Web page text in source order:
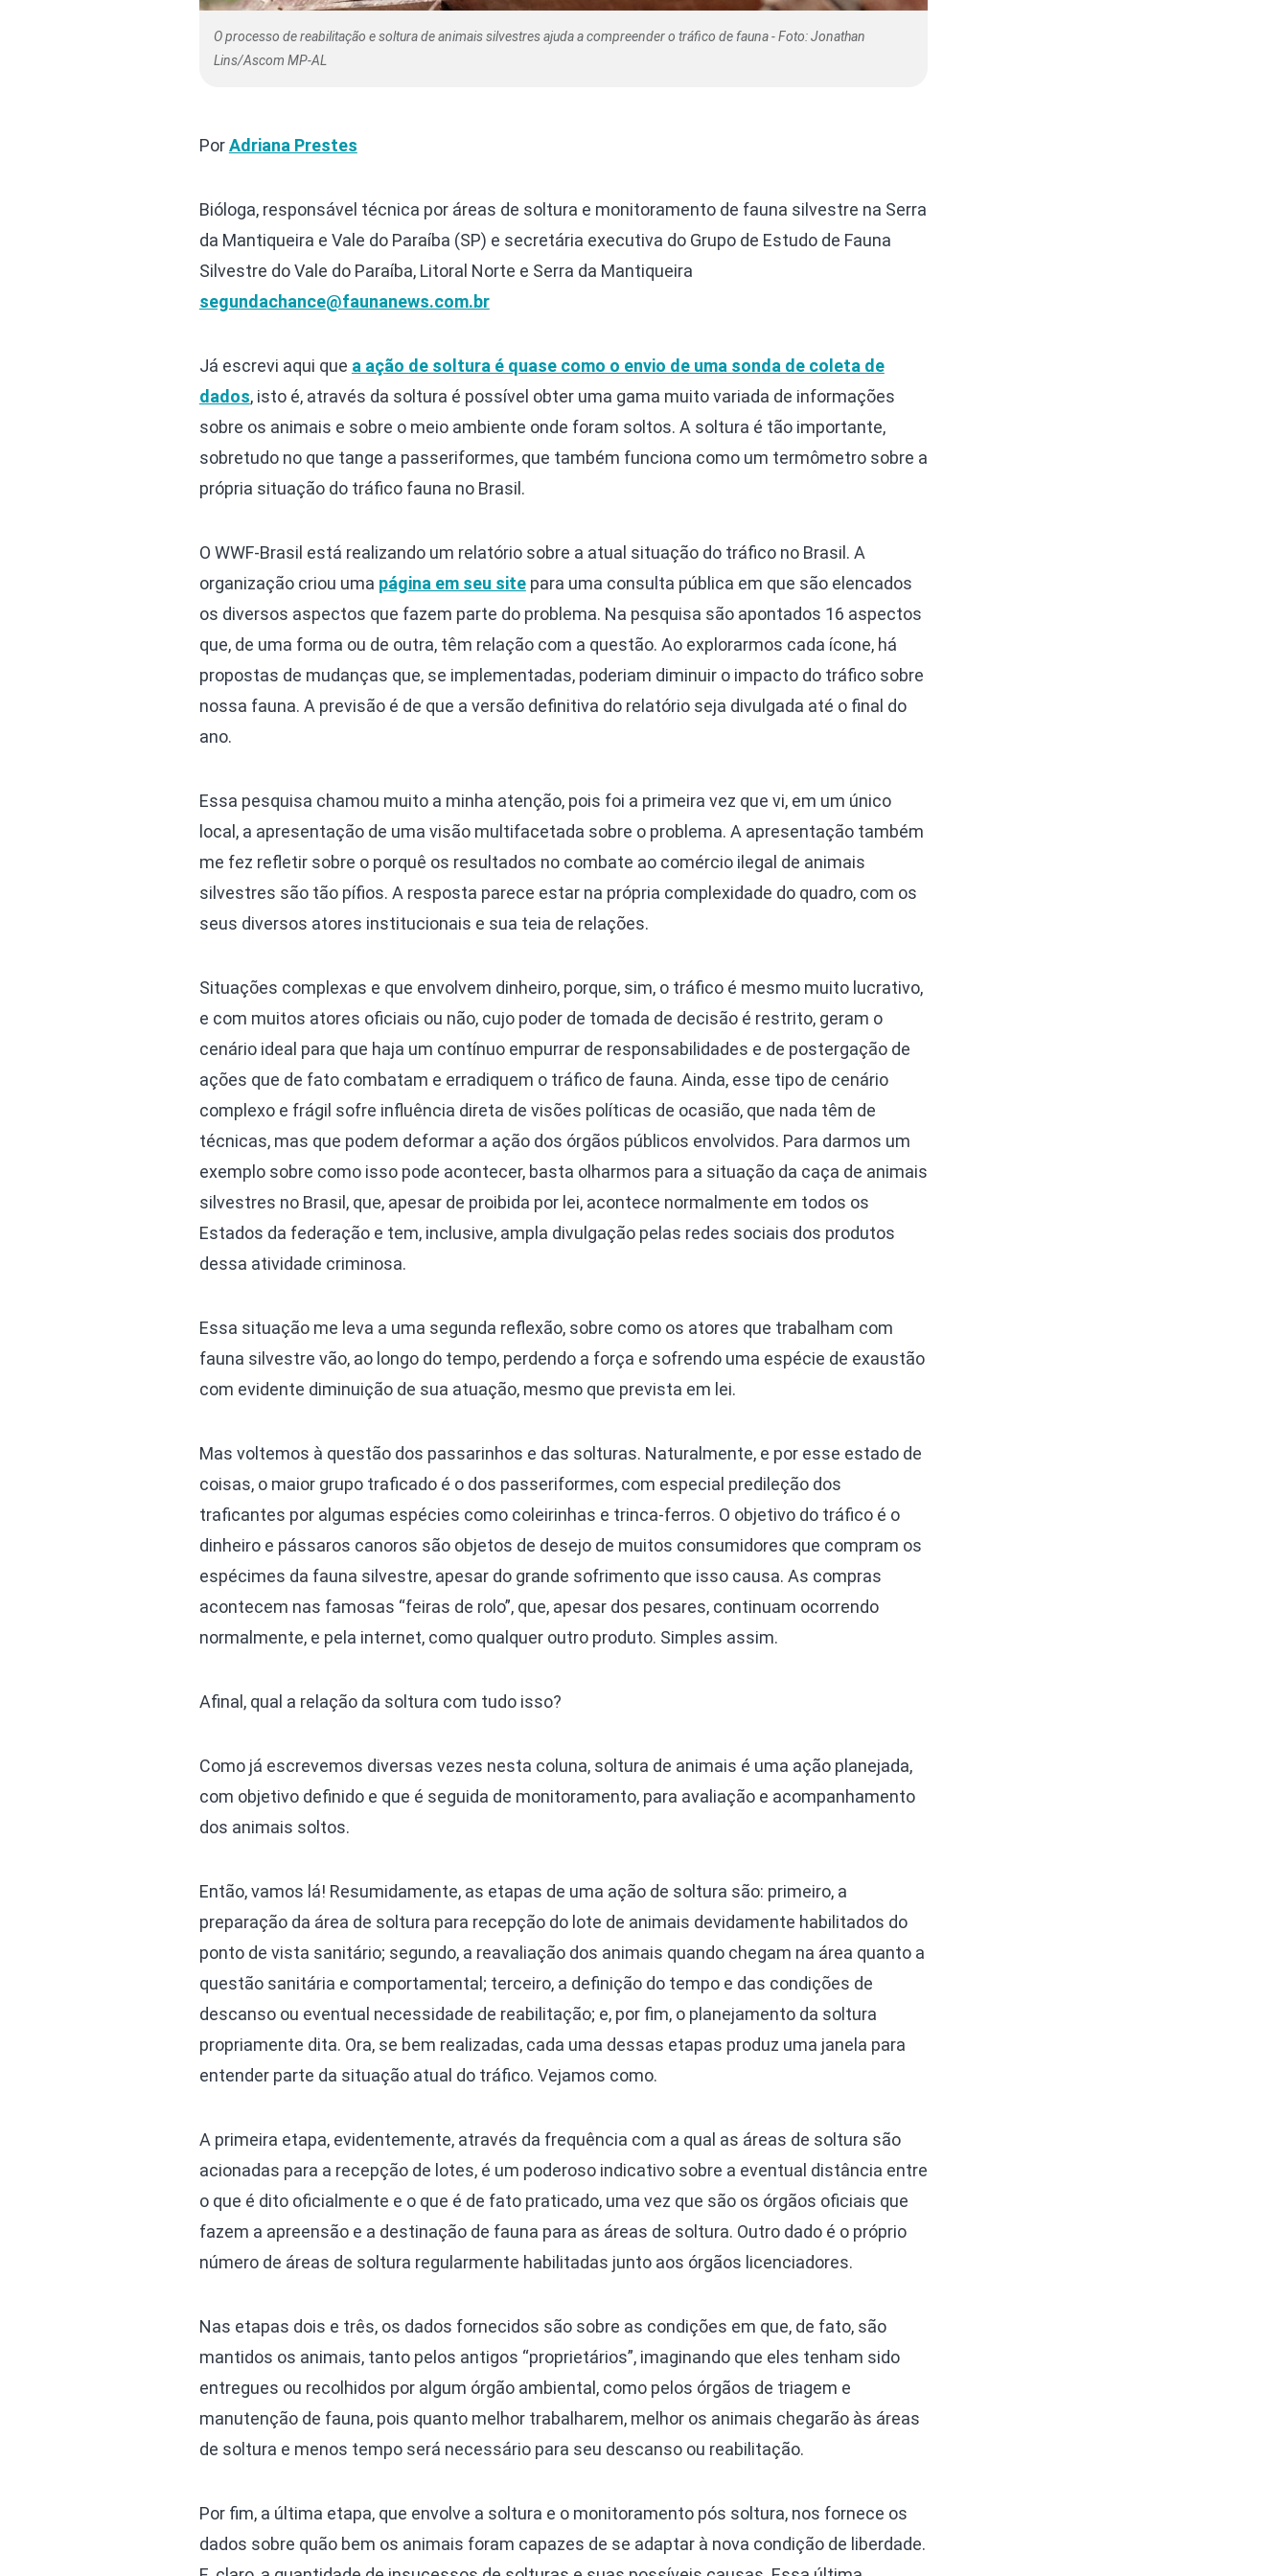
O processo de reabilitação e soltura de animais silvestres ajuda a compreender o tráfico de fauna - Foto: Jonathan
Lins/Ascom MP-AL
PorAdriana Prestes
Bióloga, responsável técnica por áreas de soltura e monitoramento de fauna silvestre na Serra
da Mantiqueira e Vale do Paraíba (SP) e secretária executiva do Grupo de Estudo de Fauna
Silvestre do Vale do Paraíba, Litoral Norte e Serra da Mantiqueira
segundachance@faunanews.com.br
Já escrevi aqui que a ação de soltura é quase como o envio de uma sonda de coleta de
dados, isto é, através da soltura é possível obter uma gama muito variada de informações
sobre os animais e sobre o meio ambiente onde foram soltos. A soltura é tão importante,
sobretudo no que tange a passeriformes, que também funciona como um termômetro sobre a
própria situação do tráfico fauna no Brasil.
O WWF-Brasil está realizando um relatório sobre a atual situação do tráfico no Brasil. A
organização criou uma página em seu sitepara uma consulta pública em que são elencados
os diversos aspectos que fazem parte do problema. Na pesquisa são apontados 16 aspectos
que, de uma forma ou de outra, têm relação com a questão. Ao explorarmos cada ícone, há
propostas de mudanças que, se implementadas, poderiam diminuir o impacto do tráfico sobre
nossa fauna. A previsão é de que a versão definitiva do relatório seja divulgada até o final do
ano.
Essa pesquisa chamou muito a minha atenção, pois foi a primeira vez que vi, em um único
local, a apresentação de uma visão multifacetada sobre o problema. A apresentação também
me fez refletir sobre o porquê os resultados no combate ao comércio ilegal de animais
silvestres são tão pífios. A resposta parece estar na própria complexidade do quadro, com os
seus diversos atores institucionais e sua teia de relações.
Situações complexas e que envolvem dinheiro, porque, sim, o tráfico é mesmo muito lucrativo,
e com muitos atores oficiais ou não, cujo poder de tomada de decisão é restrito, geram o
cenário ideal para que haja um contínuo empurrar de responsabilidades e de postergação de
ações que de fato combatam e erradiquem o tráfico de fauna. Ainda, esse tipo de cenário
complexo e frágil sofre influência direta de visões políticas de ocasião, que nada têm de
técnicas, mas que podem deformar a ação dos órgãos públicos envolvidos. Para darmos um
exemplo sobre como isso pode acontecer, basta olharmos para a situação da caça de animais
silvestres no Brasil, que, apesar de proibida por lei, acontece normalmente em todos os
Estados da federação e tem, inclusive, ampla divulgação pelas redes sociais dos produtos
dessa atividade criminosa.
Essa situação me leva a uma segunda reflexão, sobre como os atores que trabalham com
fauna silvestre vão, ao longo do tempo, perdendo a força e sofrendo uma espécie de exaustão
com evidente diminuição de sua atuação, mesmo que prevista em lei.
Mas voltemos à questão dos passarinhos e das solturas. Naturalmente, e por esse estado de
coisas, o maior grupo traficado é o dos passeriformes, com especial predileção dos
traficantes por algumas espécies como coleirinhas e trinca-ferros. O objetivo do tráfico é o
dinheiro e pássaros canoros são objetos de desejo de muitos consumidores que compram os
espécimes da fauna silvestre, apesar do grande sofrimento que isso causa. As compras
acontecem nas famosas “feiras de rolo”, que, apesar dos pesares, continuam ocorrendo
normalmente, e pela internet, como qualquer outro produto. Simples assim.
Afinal, qual a relação da soltura com tudo isso?
Como já escrevemos diversas vezes nesta coluna, soltura de animais é uma ação planejada,
com objetivo definido e que é seguida de monitoramento, para avaliação e acompanhamento
dos animais soltos.
Então, vamos lá! Resumidamente, as etapas de uma ação de soltura são: primeiro, a
preparação da área de soltura para recepção do lote de animais devidamente habilitados do
ponto de vista sanitário; segundo, a reavaliação dos animais quando chegam na área quanto a
questão sanitária e comportamental; terceiro, a definição do tempo e das condições de
descanso ou eventual necessidade de reabilitação; e, por fim, o planejamento da soltura
propriamente dita. Ora, se bem realizadas, cada uma dessas etapas produz uma janela para
entender parte da situação atual do tráfico. Vejamos como.
A primeira etapa, evidentemente, através da frequência com a qual as áreas de soltura são
acionadas para a recepção de lotes, é um poderoso indicativo sobre a eventual distância entre
o que é dito oficialmente e o que é de fato praticado, uma vez que são os órgãos oficiais que
fazem a apreensão e a destinação de fauna para as áreas de soltura. Outro dado é o próprio
número de áreas de soltura regularmente habilitadas junto aos órgãos licenciadores.
Nas etapas dois e três, os dados fornecidos são sobre as condições em que, de fato, são
mantidos os animais, tanto pelos antigos “proprietários”, imaginando que eles tenham sido
entregues ou recolhidos por algum órgão ambiental, como pelos órgãos de triagem e
manutenção de fauna, pois quanto melhor trabalharem, melhor os animais chegarão às áreas
de soltura e menos tempo será necessário para seu descanso ou reabilitação.
Por fim, a última etapa, que envolve a soltura e o monitoramento pós soltura, nos fornece os
dados sobre quão bem os animais foram capazes de se adaptar à nova condição de liberdade.